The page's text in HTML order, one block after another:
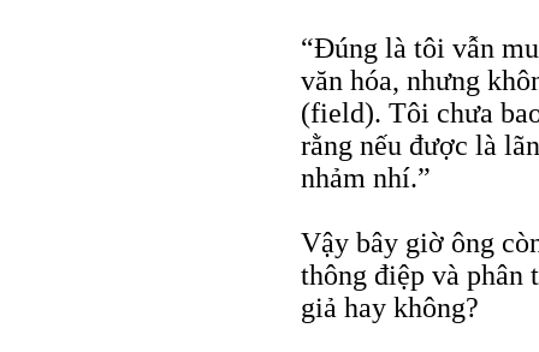
“Đúng là tôi vẫn
văn hóa, nhưng
(field). Tôi chưa
rằng nếu được là
nhảm nhí.”
Vậy bây giờ ông
thông điệp và phân
giả hay không?